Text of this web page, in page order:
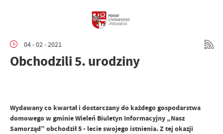
04 - 02 - 2021
Obchodzili 5. urodziny
Wydawany co kwartał i dostarczany do każdego gospodarstwa
domowego w gminie Wieleń Biuletyn Informacyjny „Nasz
Samorząd” obchodził 5 - lecie swojego istnienia. Z tej okazji